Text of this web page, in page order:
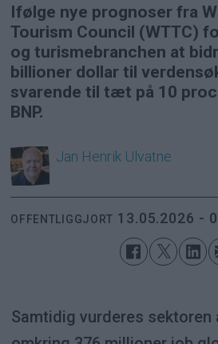
Ifølge nye prognoser fra
Tourism Council (WTTC)
og turismebranchen at
billioner dollar til
svarende til tæt på 10
BNP.
Jan Henrik Ulvatne
OFFENTLIGGJORT 13.05.2026 -
Samtidig vurderes